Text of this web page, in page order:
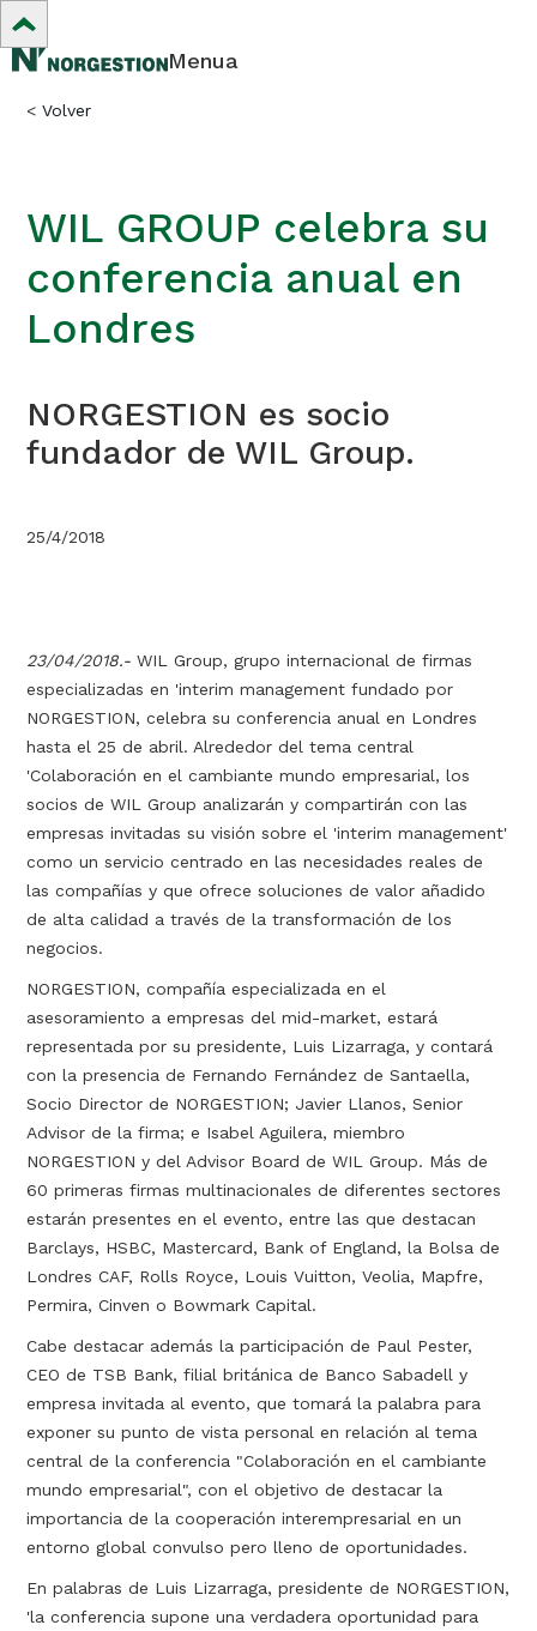
Menua
< Volver
WIL GROUP celebra su
conferencia anual en
Londres
NORGESTION es socio
fundador de WIL Group.
25/4/2018
23/04/2018.- WIL Group, grupo internacional de firmas
especializadas en 'interim management fundado por
NORGESTION, celebra su conferencia anual en Londres
hasta el 25 de abril. Alrededor del tema central
'Colaboración en el cambiante mundo empresarial, los
socios de WIL Group analizarán y compartirán con las
empresas invitadas su visión sobre el 'interim management'
como un servicio centrado en las necesidades reales de
las compañías y que ofrece soluciones de valor añadido
de alta calidad a través de la transformación de los
negocios.
NORGESTION, compañía especializada en el
asesoramiento a empresas del mid-market, estará
representada por su presidente, Luis Lizarraga, y contará
con la presencia de Fernando Fernández de Santaella,
Socio Director de NORGESTION; Javier Llanos, Senior
Advisor de la firma; e Isabel Aguilera, miembro
NORGESTION y del Advisor Board de WIL Group. Más de
60 primeras firmas multinacionales de diferentes sectores
estarán presentes en el evento, entre las que destacan
Barclays, HSBC, Mastercard, Bank of England, la Bolsa de
Londres CAF, Rolls Royce, Louis Vuitton, Veolia, Mapfre,
Permira, Cinven o Bowmark Capital.
Cabe destacar además la participación de Paul Pester,
CEO de TSB Bank, filial británica de Banco Sabadell y
empresa invitada al evento, que tomará la palabra para
exponer su punto de vista personal en relación al tema
central de la conferencia "Colaboración en el cambiante
mundo empresarial", con el objetivo de destacar la
importancia de la cooperación interempresarial en un
entorno global convulso pero lleno de oportunidades.
En palabras de Luis Lizarraga, presidente de NORGESTION,
'la conferencia supone una verdadera oportunidad para